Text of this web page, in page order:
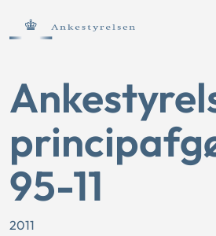
95-11
2011